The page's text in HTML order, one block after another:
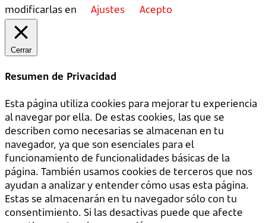
modificarlas en
Ajustes Acepto
Cerrar
Resumen de Privacidad
Esta página utiliza cookies para mejorar tu experiencia
al navegar por ella. De estas cookies, las que se
describen como necesarias se almacenan en tu
navegador, ya que son esenciales para el
funcionamiento de funcionalidades básicas de la
página. También usamos cookies de terceros que nos
ayudan a analizar y entender cómo usas esta página.
Estas se almacenarán en tu navegador sólo con tu
consentimiento. Si las desactivas puede que afecte